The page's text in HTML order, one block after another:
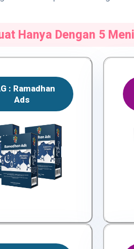
Hanya Dengan 5
: Ramadhan
Ads